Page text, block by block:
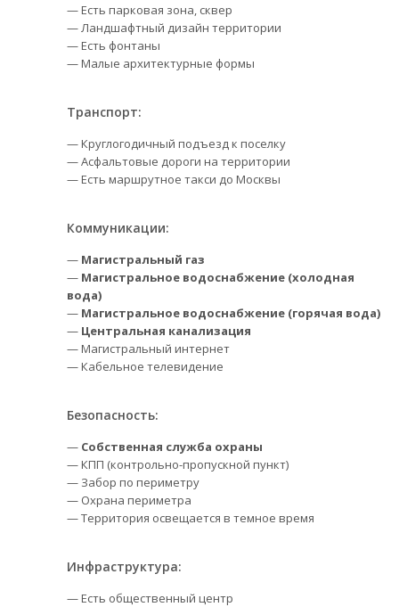
— Есть парковая зона, сквер
— Ландшафтный дизайн территории
— Есть фонтаны
— Малые архитектурные формы
Транспорт:
— Круглогодичный подъезд к поселку
— Асфальтовые дороги на территории
— Есть маршрутное такси до Москвы
Коммуникации:
— Магистральный газ
— Магистральное водоснабжение (холодная
вода)
— Магистральное водоснабжение (горячая вода)
— Центральная канализация
— Магистральный интернет
— Кабельное телевидение
Безопасность:
— Собственная служба охраны
— КПП (контрольно-пропускной пункт)
— Забор по периметру
— Охрана периметра
— Территория освещается в темное время
Инфраструктура:
— Есть общественный центр